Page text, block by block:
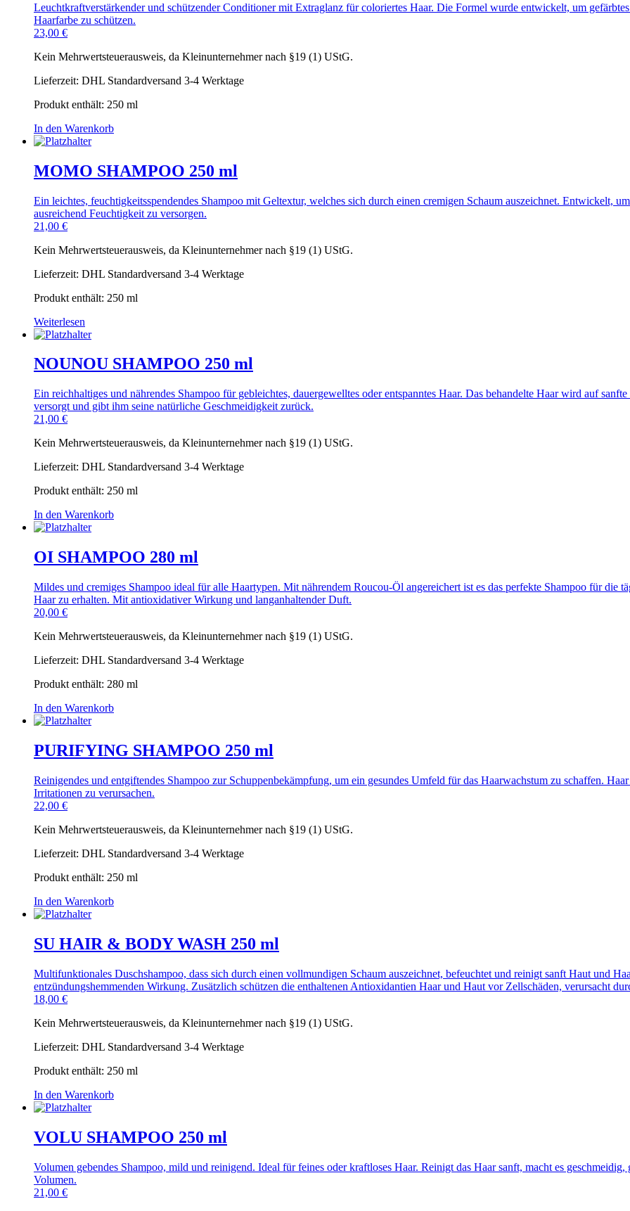
Leuchtkraftverstärkender und schützender Conditioner mit Extraglanz für coloriertes Haar. Die Formel wurde entwickelt, um
Haarfarbe zu schützen.
23,00 €
Kein Mehrwertsteuerausweis, da Kleinunternehmer nach §19 (1) UStG.
Lieferzeit: DHL Standardversand 3-4 Werktage
Produkt enthält: 250 ml
In den Warenkorb
MOMO SHAMPOO 250 ml
Ein leichtes, feuchtigkeitsspendendes Shampoo mit Geltextur, welches sich durch einen cremigen Schaum auszeichnet. Entwickelt,
ausreichend Feuchtigkeit zu versorgen.
21,00 €
Kein Mehrwertsteuerausweis, da Kleinunternehmer nach §19 (1) UStG.
Lieferzeit: DHL Standardversand 3-4 Werktage
Produkt enthält: 250 ml
Weiterlesen
NOUNOU SHAMPOO 250 ml
Ein reichhaltiges und nährendes Shampoo für gebleichtes, dauergewelltes oder entspanntes Haar. Das behandelte Haar wird auf
versorgt und gibt ihm seine natürliche Geschmeidigkeit zurück.
21,00 €
Kein Mehrwertsteuerausweis, da Kleinunternehmer nach §19 (1) UStG.
Lieferzeit: DHL Standardversand 3-4 Werktage
Produkt enthält: 250 ml
In den Warenkorb
OI SHAMPOO 280 ml
Mildes und cremiges Shampoo ideal für alle Haartypen. Mit nährendem Roucou-Öl angereichert ist es das perfekte Shampoo für die
Haar zu erhalten. Mit antioxidativer Wirkung und langanhaltender Duft.
20,00 €
Kein Mehrwertsteuerausweis, da Kleinunternehmer nach §19 (1) UStG.
Lieferzeit: DHL Standardversand 3-4 Werktage
Produkt enthält: 280 ml
In den Warenkorb
PURIFYING SHAMPOO 250 ml
Reinigendes und entgiftendes Shampoo zur Schuppenbekämpfung, um ein gesundes Umfeld für das Haarwachstum zu schaffen.
Irritationen zu verursachen.
22,00 €
Kein Mehrwertsteuerausweis, da Kleinunternehmer nach §19 (1) UStG.
Lieferzeit: DHL Standardversand 3-4 Werktage
Produkt enthält: 250 ml
In den Warenkorb
SU HAIR & BODY WASH 250 ml
Multifunktionales Duschshampoo, dass sich durch einen vollmundigen Schaum auszeichnet, befeuchtet und reinigt sanft Haut und
entzündungshemmenden Wirkung. Zusätzlich schützen die enthaltenen Antioxidantien Haar und Haut vor Zellschäden, verursacht
18,00 €
Kein Mehrwertsteuerausweis, da Kleinunternehmer nach §19 (1) UStG.
Lieferzeit: DHL Standardversand 3-4 Werktage
Produkt enthält: 250 ml
In den Warenkorb
VOLU SHAMPOO 250 ml
Volumen gebendes Shampoo, mild und reinigend. Ideal für feines oder kraftloses Haar. Reinigt das Haar sanft, macht es
Volumen.
21,00 €